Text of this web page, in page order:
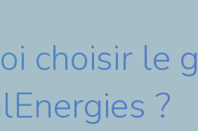
choisir le
?